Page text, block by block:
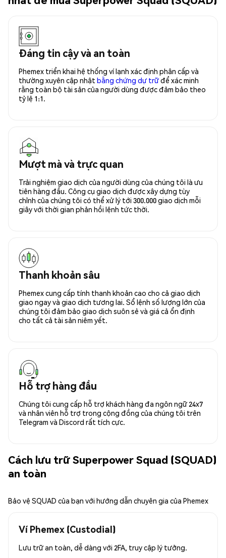
Đáng tin cậy và an toàn
Phemex triển khai hệ thống ví lạnh xác định phân cấp và
thường xuyên cập nhật bằng chứng dự trữđể xác minh
rằng toàn bộ tài sản của người dùng được đảm bảo theo
tỷ lệ 1:1.
Mượt mà và trực quan
Trải nghiệm giao dịch của người dùng của chúng tôi là ưu
tiên hàng đầu. Công cụ giao dịch được xây dựng tùy
chỉnh của chúng tôi có thể xử lý tới 300.000 giao dịch mỗi
giây với thời gian phản hồi lệnh tức thời.
Thanh khoản sâu
Phemex cung cấp tính thanh khoản cao cho cả giao dịch
giao ngay và giao dịch tương lai. Sổ lệnh số lượng lớn của
chúng tôi đảm bảo giao dịch suôn sẻ và giá cả ổn định
cho tất cả tài sản niêm yết.
Hỗ trợ hàng đầu
Chúng tôi cung cấp hỗ trợ khách hàng đa ngôn ngữ 24x7
và nhân viên hỗ trợ trong cộng đồng của chúng tôi trên
Telegram và Discord rất tích cực.
Cách lưu trữ Superpower Squad (SQUAD)
an toàn
Bảo vệ SQUAD của bạn với hướng dẫn chuyên gia của Phemex
Ví Phemex (Custodial)
Lưu trữ an toàn, dễ dàng với 2FA, truy cập lý tưởng.